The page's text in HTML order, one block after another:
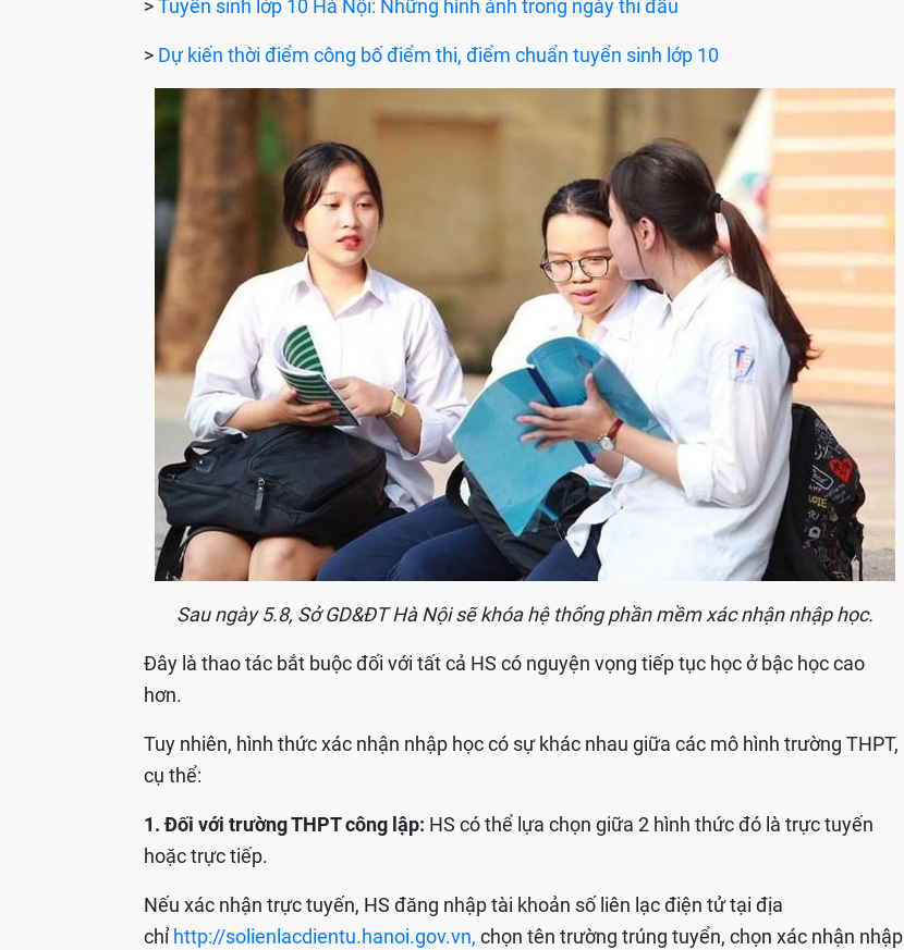
>Tuyển sinh lớp 10 Hà Nội: Những hình ảnh trong ngày thi đầu
> Dự kiến thời điểm công bố điểm thi, điểm chuẩn tuyển sinh lớp 10
Sau ngày 5.8, Sở GD&ĐT Hà Nội sẽ khóa hệ thống phần mềm xác nhận nhập học.
Đây là thao tác bắt buộc đối với tất cả HS có nguyện vọng tiếp tục học ở bậc học cao
hơn.
Tuy nhiên, hình thức xác nhận nhập học có sự khác nhau giữa các mô hình trường THPT,
cụ thể:
1. Đối với trường THPT công lập: HS có thể lựa chọn giữa 2 hình thức đó là trực tuyến
hoặc trực tiếp.
Nếu xác nhận trực tuyến, HS đăng nhập tài khoản số liên lạc điện tử tại địa
chỉ http://solienlacdientu.hanoi.gov.vn, chọn tên trường trúng tuyển, chọn xác nhận nhập